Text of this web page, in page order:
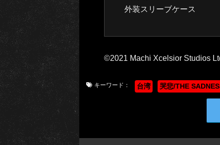
外装スリーブケース
©2021 Machi Xcelsior Studios
キーワード： 台湾 哭悲/THE